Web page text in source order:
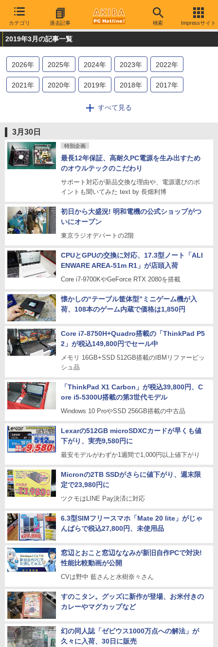
カテゴリ 過去記事 検索 Impressサイト
2019年3月の記事一覧
2026年 2025年 2024年 2023年 2022年
2021年 2020年 2019年 2018年 2017年
2014年 2013
すべて見る
3月30日
特別企画
最長12年保証、高耐久PC電源を生み出すため
のオウルテックのこだわり
サポート対応が新品交換な理由や、電源選びのポ
イントも聞いてみた text by 長畑利博
初日から大盛況! 明和電機の公式ショップがつ
いにオープン
東京ラジオデパートの2階
CPUとGPUの交換に対応、17.3型ノート「ALI
ENWARE AREA-51m R1」が店頭入荷
Core i7-9700KやGeForce RTX 2080を搭載
懐かしの“テーブル筐体型”ミニゲーム機が入
荷、108本のゲーム内蔵で価格は1,850円
Core i7-8750H+Quadro搭載の「ThinkPad P5
2」が税込149,800円でセール中
メモリ 16GB+SSD 512GB搭載のIBMリファービッ
シュ品
「ThinkPad X1 Carbon」が税込39,800円、C
ore i5-5300U搭載の第3世代モデル
Windows 10 ProやSSD 256GB搭載の中古品
Lexarの512GB microSDXCカードが早くも値
下がり、実売9,580円に
最安モデルがわずか1週間で1,000円以上値下がり
Micronの2TB SSDがさらに値下がり、週末限
定で23,980円に
ツクモはLINE Pay決済に対応
6.3型SIMフリースマホ「Mate 20 lite」がじゃ
んぱらで税込27,800円、未使用品
窓辺とおこと窓辺ななみが新旧自作PCで対決!
性能比較動画が公開
CVは野中 藍さんと水樹奈々さん
すのこタン。グッズに新作が登場、お米付きの
カレーやマグカップなど
幻の同人誌「ゼビウス1000万点への解法」が
久々に入荷、30日に販売